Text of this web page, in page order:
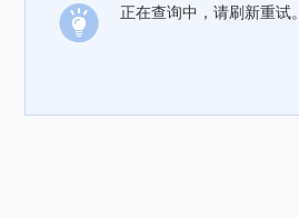
正在查询中，请刷新重试。